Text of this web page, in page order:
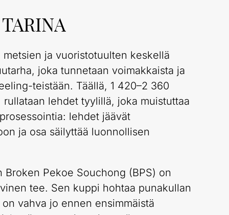
ja vuoristotuulten keskellä
joka tunnetaan voimakkaista ja
teistään. Täällä, 1 420–2 360
lehdet tyylillä, joka muistuttaa
lehdet jäävät
ja osa säilyttää luonnollisen
Broken Pekoe Souchong (BPS) on
tee. Sen kuppi hohtaa punakullan
vahva jo ennen ensimmäistä